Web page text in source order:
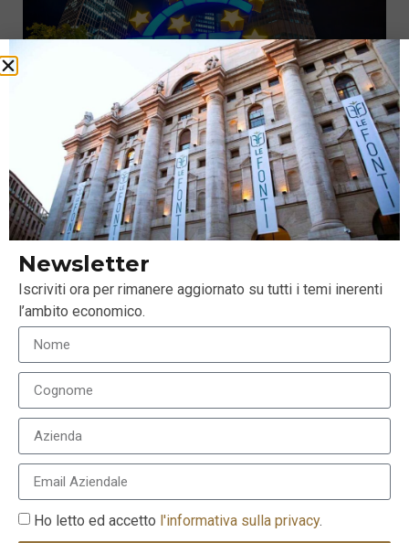
Eurozona: prende forma un piano per un futuro più
26 Novembre 2019
Newsletter
Iscriviti ora per rimanere aggiornato su tutti i temi inerenti
l’ambito economico.
Ho letto ed accetto l'informativa sulla privacy.